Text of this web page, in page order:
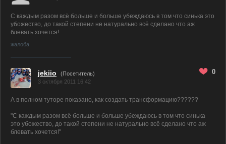
С каждым разом всё больше и больше убеждаюсь в том что синька это
убожество, до такой степени не натурально всё сделано что аж
блевать хочется!
жалоба
jekiio
(Посетитель)
3 октября 2011 16:42
0
А в полном туторе показано, как создать трансформацию??????
"С каждым разом всё больше и больше убеждаюсь в том что синька
это убожество, до такой степени не натурально всё сделано что аж
блевать хочется!"